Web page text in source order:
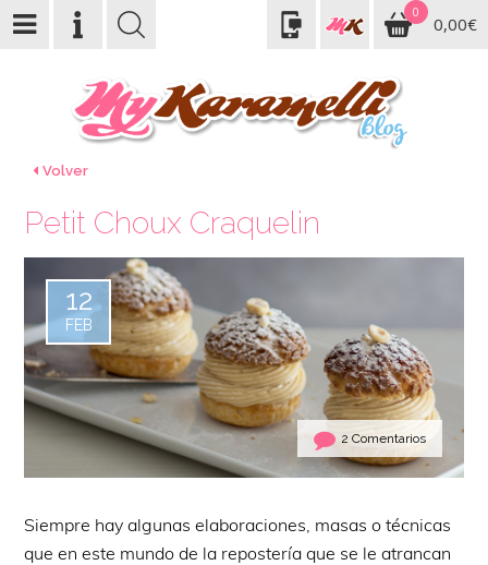
0
0,00€
Volver
Petit Choux Craquelin
12
FEB
2 Comentarios
Siempre hay algunas elaboraciones, masas o técnicas
que en este mundo de la repostería que se le atrancan